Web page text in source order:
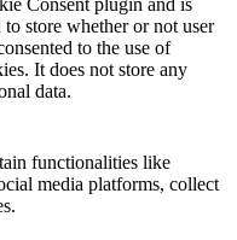
Consent plugin and is
to store whether or not user
to the use of
It does not store any
data.
functionalities like
media platforms, collect